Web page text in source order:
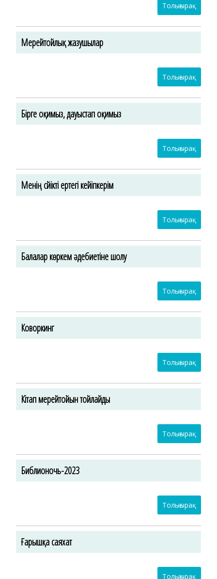
Толығырақ
Мерейтойлық жазушылар
Толығырақ
Бірге оқимыз, дауыстап оқимыз
Толығырақ
Менің сүйікті ертегі кейіпкерім
Толығырақ
Балалар көркем әдебиетіне шолу
Толығырақ
Коворкинг
Толығырақ
Кітап мерейтойын тойлайды
Толығырақ
Библионочь-2023
Толығырақ
Ғарышқа саяхат
Толығырақ